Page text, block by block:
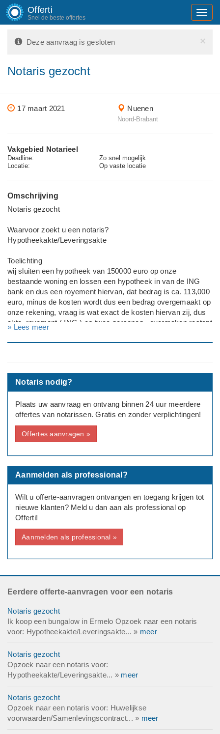
Offerti
Snel de beste offertes
×
Deze aanvraag is gesloten
Notaris gezocht
17 maart 2021 Nuenen
Noord-Brabant
Vakgebied Notarieel
Deadline:
Zo snel mogelijk
Locatie:
Op vaste locatie
Omschrijving
Notaris gezocht
Waarvoor zoekt u een notaris?
Hypotheekakte/Leveringsakte
Toelichting
wij sluiten een hypotheek van 150000 euro op onze
bestaande woning en lossen een hypotheek in van de ING
bank en dus een royement hiervan, dat bedrag is ca. 113,000
euro, minus de kosten wordt dus een bedrag overgemaakt op
onze rekening, vraag is wat exact de kosten hiervan zij, dus
akte, royement ( ING ) en twee personen , overmaken restant
Kortmann uit Nuenen en bij Allianz, vriendelijke groeten, Joop
» Lees meer
Notaris nodig?
Plaats uw aanvraag en ontvang binnen 24 uur meerdere
offertes van notarissen. Gratis en zonder verplichtingen!
Offertes aanvragen »
Aanmelden als professional?
Wilt u offerte-aanvragen ontvangen en toegang krijgen tot
nieuwe klanten? Meld u dan aan als professional op
Offerti!
Aanmelden als professional »
Eerdere offerte-aanvragen voor een notaris
Notaris gezocht
Ik koop een bungalow in Ermelo Opzoek naar een notaris
voor: Hypotheekakte/Leveringsakte... » meer
Notaris gezocht
Opzoek naar een notaris voor:
Hypotheekakte/Leveringsakte... » meer
Notaris gezocht
Opzoek naar een notaris voor: Huwelijkse
voorwaarden/Samenlevingscontract... » meer